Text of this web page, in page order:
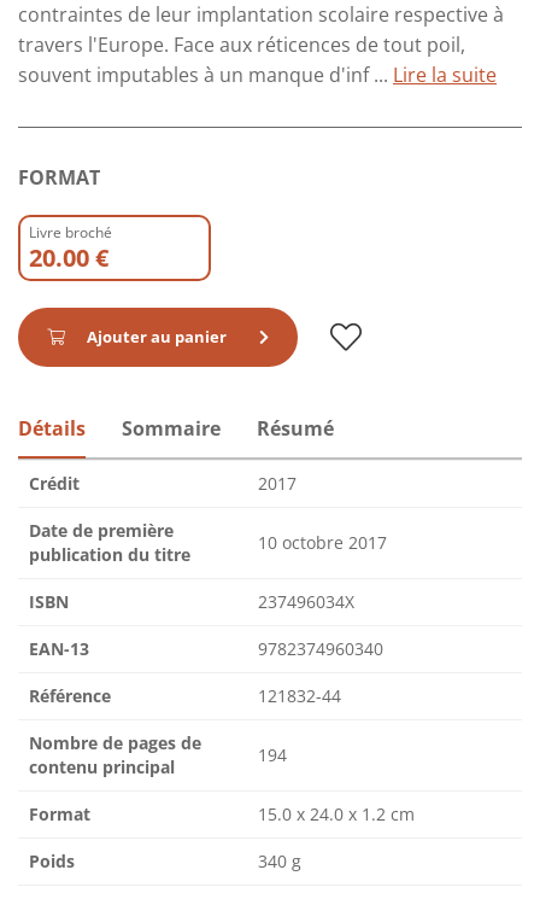
contraintes de leur implantation scolaire respective à
travers l'Europe. Face aux réticences de tout poil,
souvent imputables à un manque d'inf ... Lire la suite
FORMAT
Livre broché
20.00 €
Ajouter au panier
Détails Sommaire Résumé
Crédit 2017
Date de première
publication du titre
10 octobre 2017
ISBN 237496034X
EAN-13 9782374960340
Référence 121832-44
Nombre de pages de
contenu principal
194
Format 15.0 x 24.0 x 1.2 cm
Poids 340 g